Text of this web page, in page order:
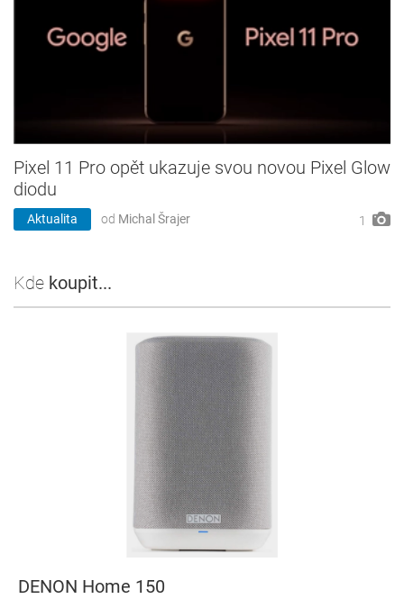
Pixel 11 Pro opět ukazuje svou novou Pixel Glow
diodu
Aktualita od Michal Šrajer 1
Kde koupit...
DENON Home 150